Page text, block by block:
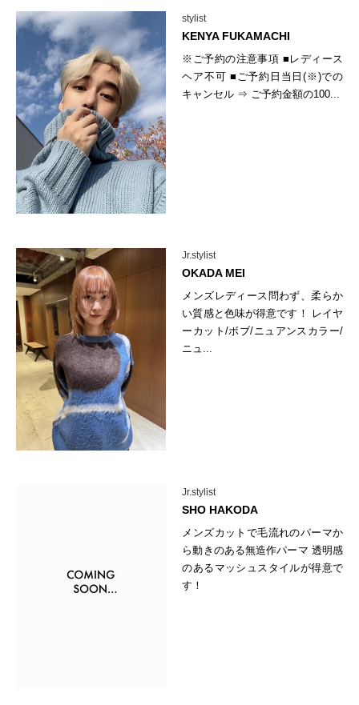
stylist
KENYA FUKAMACHI
※ご予約の注意事項 ■レディース
ヘア不可 ■ご予約日当日(※)での
キャンセル ⇒ ご予約金額の100...
Jr.stylist
OKADA MEI
メンズレディース問わず、柔らか
い質感と色味が得意です！ レイヤ
ーカット/ボブ/ニュアンスカラー/
ニュ...
Jr.stylist
SHO HAKODA
メンズカットで毛流れのパーマか
ら動きのある無造作パーマ 透明感
のあるマッシュスタイルが得意で
す！